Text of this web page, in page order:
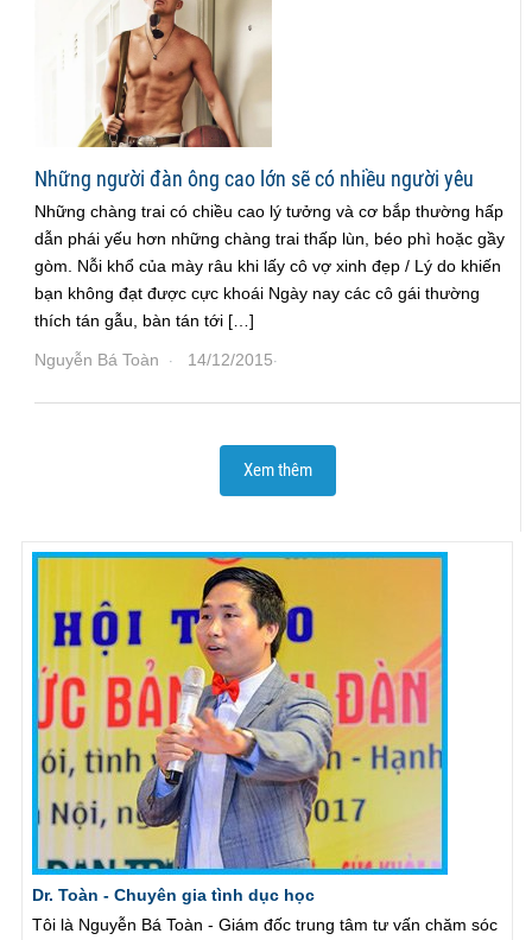
Những người đàn ông cao lớn sẽ có nhiều người yêu
Những chàng trai có chiều cao lý tưởng và cơ bắp thường hấp
dẫn phái yếu hơn những chàng trai thấp lùn, béo phì hoặc gầy
gòm. Nỗi khổ của mày râu khi lấy cô vợ xinh đẹp / Lý do khiến
bạn không đạt được cực khoái Ngày nay các cô gái thường
thích tán gẫu, bàn tán tới […]
Nguyễn Bá Toàn · 14/12/2015·
Xem thêm
Dr. Toàn - Chuyên gia tình dục học
Tôi là Nguyễn Bá Toàn - Giám đốc trung tâm tư vấn chăm sóc